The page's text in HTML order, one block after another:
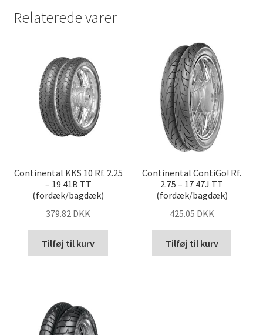
Relaterede varer
Continental KKS 10 Rf. 2.25
– 19 41B TT
(fordæk/bagdæk)
379.82 DKK
Tilføj til kurv
Continental ContiGo! Rf.
2.75 – 17 47J TT
(fordæk/bagdæk)
425.05 DKK
Tilføj til kurv